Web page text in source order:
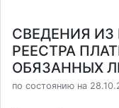
СВЕДЕНИЯ
РЕЕСТРА
ОБЯЗАННЫХ
по состоянию на